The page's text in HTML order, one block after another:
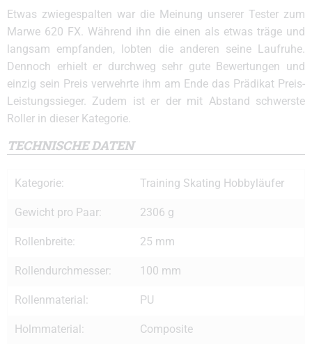
Etwas zwiegespalten war die Meinung unserer Tester zum
Marwe 620 FX. Während ihn die einen als etwas träge und
langsam empfanden, lobten die anderen seine Laufruhe.
Dennoch erhielt er durchweg sehr gute Bewertungen und
einzig sein Preis verwehrte ihm am Ende das Prädikat Preis-
Leistungssieger. Zudem ist er der mit Abstand schwerste
Roller in dieser Kategorie.
TECHNISCHE DATEN
Kategorie: Training Skating Hobbyläufer
Gewicht pro Paar: 2306 g
Rollenbreite: 25 mm
Rollendurchmesser: 100 mm
Rollenmaterial: PU
Holmmaterial: Composite